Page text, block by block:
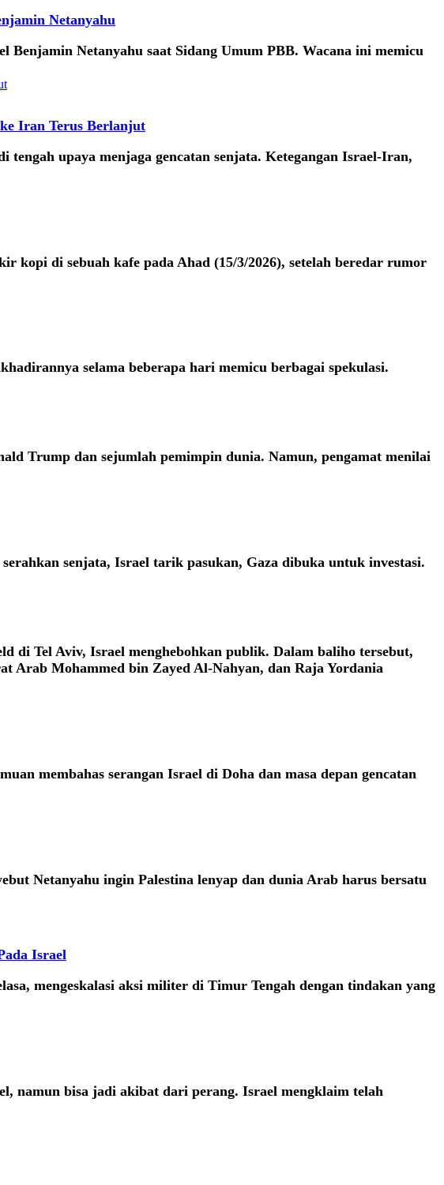
Netanyahu
Netanyahu saat Sidang Umum PBB. Wacana ini memicu
Iran Terus Berlanjut
upaya menjaga gencatan senjata. Ketegangan Israel-Iran,
kopi di sebuah kafe pada Ahad (15/3/2026), setelah beredar rumor
selama beberapa hari memicu berbagai spekulasi.
Trump dan sejumlah pemimpin dunia. Namun, pengamat menilai
senjata, Israel tarik pasukan, Gaza dibuka untuk investasi.
di Tel Aviv, Israel menghebohkan publik. Dalam baliho tersebut,
Arab Mohammed bin Zayed Al-Nahyan, dan Raja Yordania
membahas serangan Israel di Doha dan masa depan gencatan
Netanyahu ingin Palestina lenyap dan dunia Arab harus bersatu
Israel
mengeskalasi aksi militer di Timur Tengah dengan tindakan yang
namun bisa jadi akibat dari perang. Israel mengklaim telah